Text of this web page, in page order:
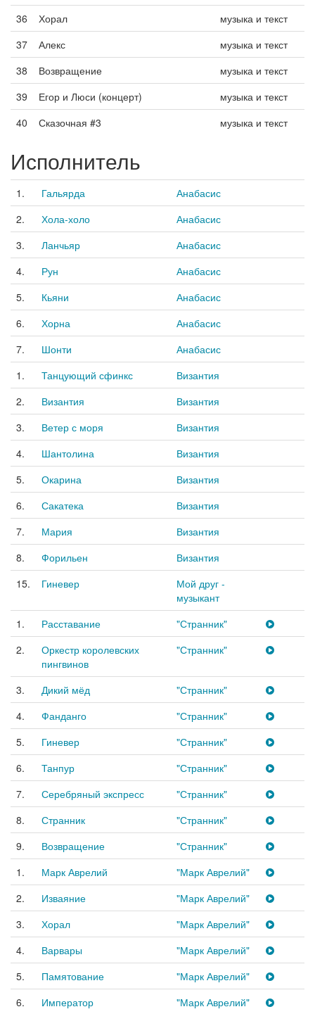
36 Хорал
музыка и текст
37
Алекс
музыка и текст
38
Возвращение
музыка и текст
39
Егор и Люси (концерт)
музыка и текст
40
Сказочная #3 музыка и текст
Исполнитель
1. Гальярда
Анабасис
2.
Хола-холо
Анабасис
3.
Ланчьяр
Анабасис
4.
Рун
Анабасис
5.
Кьяни
Анабасис
6.
Хорна
Анабасис
7.
Шонти
Анабасис
1.
Танцующий сфинкс
Византия
2.
Византия
Византия
3.
Ветер с моря
Византия
4.
Шантолина
Византия
5.
Окарина
Византия
6.
Сакатека
Византия
7.
Мария
Византия
8.
Форильен
Византия
15.
Гиневер
Мой друг -
музыкант
1.
Расставание
"Странник"
2.
Оркестр королевских
пингвинов
"Странник"
3. Дикий мёд
"Странник"
4.
Фанданго
"Странник"
5.
Гиневер
"Странник"
6.
Танпур
"Странник"
7.
Серебряный экспресс
"Странник"
8.
Странник
"Странник"
9.
Возвращение
"Странник"
1.
Марк Аврелий
"Марк Аврелий"
2.
Изваяние
"Марк Аврелий"
3.
Хорал
"Марк Аврелий"
4.
Варвары
"Марк Аврелий"
5.
Памятование
"Марк Аврелий"
6.
Император
"Марк Аврелий"